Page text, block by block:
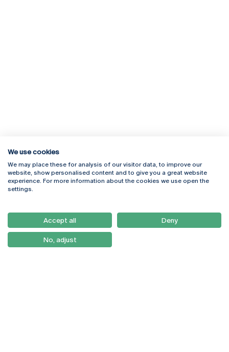
Rua Diogo Botelho 1327
4169-005 Porto
+351 226 196 240
Campus Online
Webmail
Como Chegar
Newsletter
We use cookies
We may place these for analysis of our visitor data, to improve our
website, show personalised content and to give you a great website
experience. For more information about the cookies we use open the
settings.
Accept all Deny
No, adjust